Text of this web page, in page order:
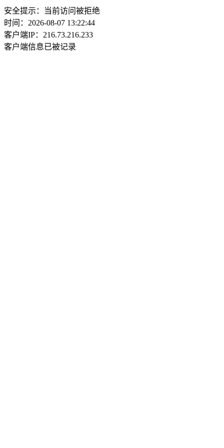
安全提示：当前访问被拒绝
时间：2026-08-07 13:22:44
客户端IP：216.73.216.233
客户端信息已被记录